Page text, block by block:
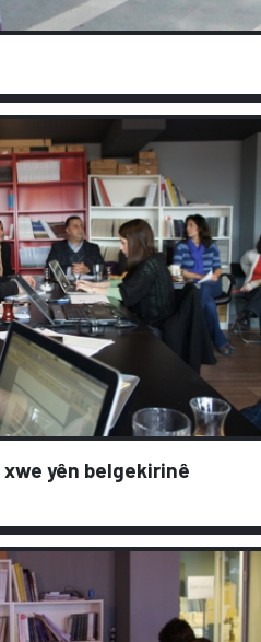
yên belgekirinê